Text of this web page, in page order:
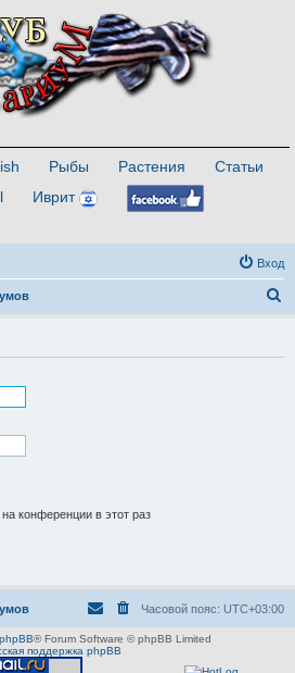
Рыбы Растения
Статьи
Иврит
Вход
конференции в этот раз
Часовой пояс: UTC+03:00
phpBB® Forum Software © phpBB Limited
поддержка phpBB